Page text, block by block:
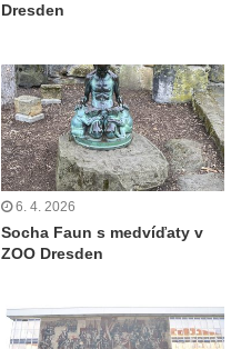
Dresden
6. 4. 2026
Socha Faun s medvíďaty v
ZOO Dresden